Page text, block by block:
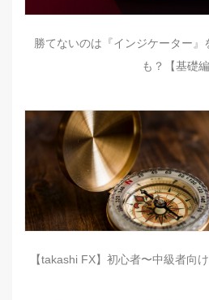
勝てないのは『インジケーター
も？【基礎編
【takashi FX】初心者〜中級者向